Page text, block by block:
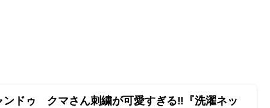
ンドゥ クマさん刺繍が可愛すぎる‼『洗濯ネッ